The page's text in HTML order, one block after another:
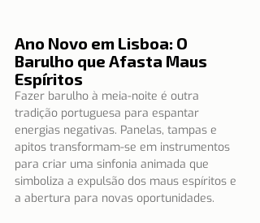
Ano Novo em Lisboa: O
Barulho que Afasta Maus
Espíritos
Fazer barulho à meia-noite é outra
tradição portuguesa para espantar
energias negativas. Panelas, tampas e
apitos transformam-se em instrumentos
para criar uma sinfonia animada que
simboliza a expulsão dos maus espíritos e
a abertura para novas oportunidades.